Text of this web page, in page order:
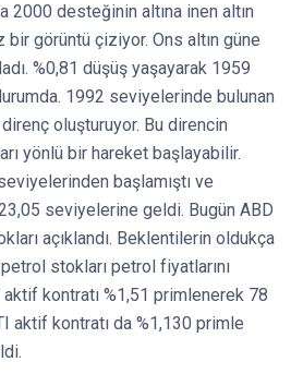
2000 desteğinin altına inen altın
görüntü çiziyor. Ons altın güne
%0,81 düşüş yaşayarak 1959
1992 seviyelerinde bulunan
oluşturuyor. Bu direncin
yönlü bir hareket başlayabilir.
başlamıştı ve
seviyelerine geldi. Bugün ABD
açıklandı. Beklentilerin oldukça
stokları petrol fiyatlarını
kontratı %1,51 primlenerek 78
aktif kontratı da %1,130 primle